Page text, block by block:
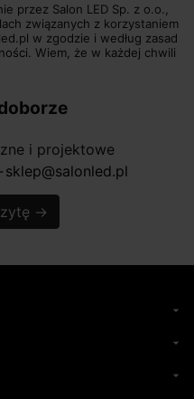
przez Salon LED Sp. z o.o.,
związanych z korzystaniem
w zgodzie i według zasad
Wiem, że w każdej chwili
i projektowe
sklep@salonled.pl
→
arrow_drop_down
arrow_drop_down
arrow_drop_down